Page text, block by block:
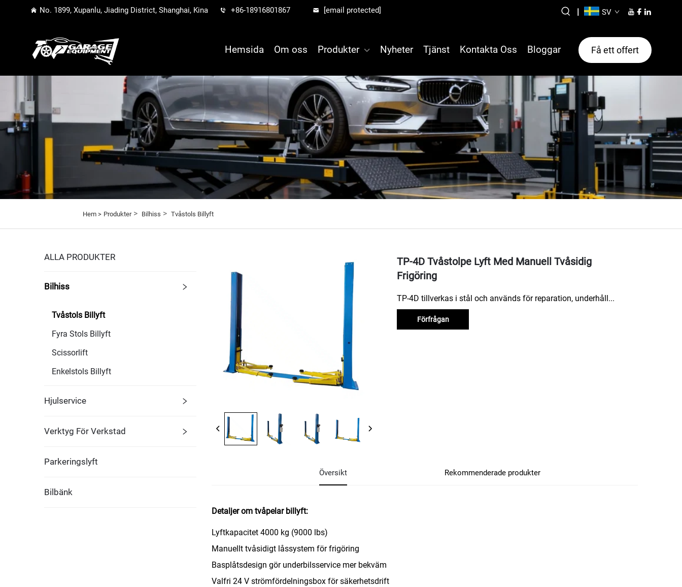
No. 1899, Xupanlu, Jiading District, Shanghai, Kina +86-18916801867 [email protected] | SV
Hemsida Om oss Produkter Nyheter Tjänst Kontakta Oss Bloggar Få ett offert
Hem > Produkter> Bilhiss > Tvåstols Billyft
ALLA PRODUKTER
Bilhiss
Tvåstols Billyft
Fyra Stols Billyft
Scissorlift
Enkelstols Billyft
Hjulservice
Verktyg För Verkstad
Parkeringslyft
Bilbänk
TP-4D Tvåstolpe Lyft Med Manuell Tvåsidig
Frigöring
TP-4D tillverkas i stål och används för reparation, underhåll...
Förfrågan
Översikt Rekommenderade produkter
Detaljer om tvåpelar billyft:
Lyftkapacitet 4000 kg (9000 lbs)
Manuellt tvåsidigt låssystem för frigöring
Basplåtsdesign gör underbilsservice mer bekväm
Valfri 24 V strömfördelningsbox för säkerhetsdrift